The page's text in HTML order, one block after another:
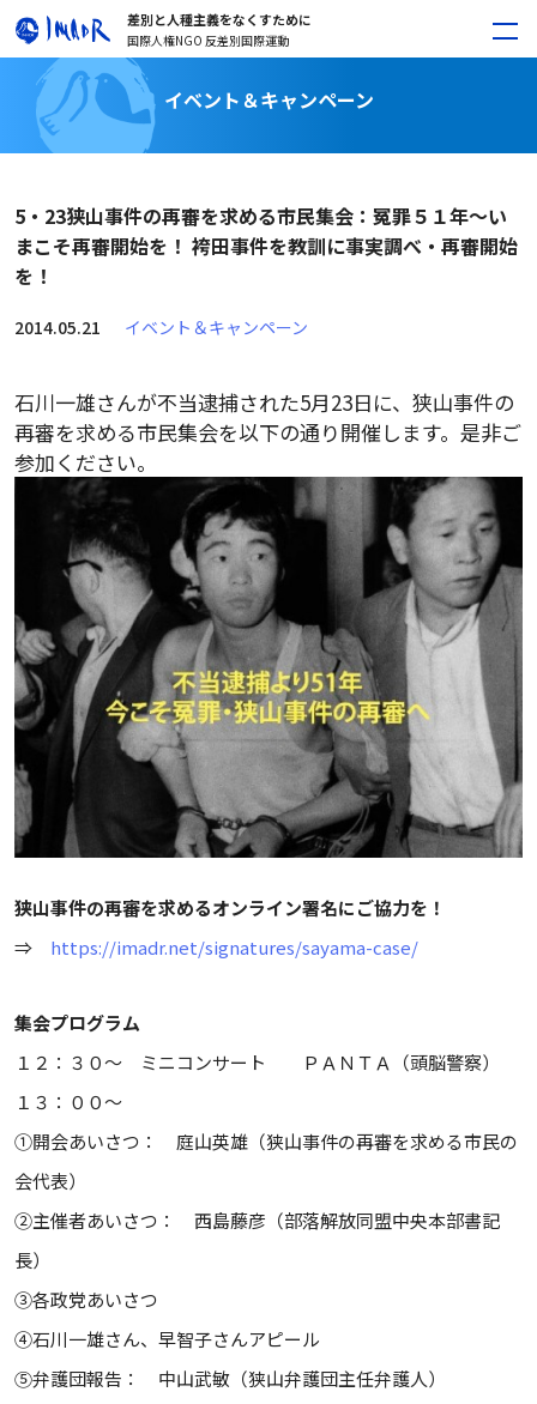
差別と人種主義をなくすために
国際人権NGO 反差別国際運動
イベント＆キャンペーン
5・23狭山事件の再審を求める市民集会：冤罪５１年～い
まこそ再審開始を！ 袴田事件を教訓に事実調べ・再審開始
を！
2014.05.21 イベント＆キャンペーン
石川一雄さんが不当逮捕された5月23日に、狭山事件の
再審を求める市民集会を以下の通り開催します。 是非ご
参加ください。
狭山事件の再審を求めるオンライン署名にご協力を！
⇒ https://imadr.net/signatures/sayama-case/
集会プログラム
１２：３０～ ミニコンサート ＰＡＮＴＡ（頭脳警察）
１３：００～
①開会あいさつ： 庭山英雄（狭山事件の再審を求める市民の
会代表）
②主催者あいさつ： 西島藤彦（部落解放同盟中央本部書記
長）
③各政党あいさつ
④石川一雄さん、早智子さんアピール
⑤弁護団報告： 中山武敏（狭山弁護団主任弁護人）